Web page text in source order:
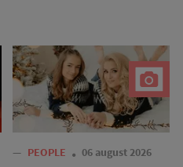
— PEOPLE 06 august 2026